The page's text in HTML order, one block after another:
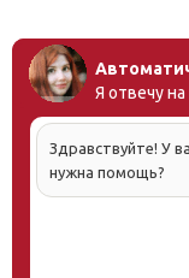
Я отвечу
Здравствуйте! У
нужна помощь?